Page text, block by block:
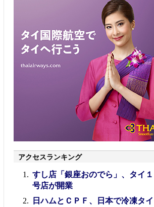
アクセスランキング
すし店「銀座おのでら」、タイ１
号店が開業
日ハムとＣＰＦ、日本で冷凍タイ